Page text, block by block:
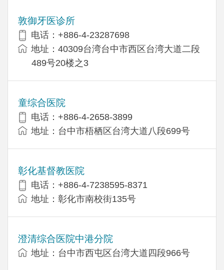
敦御牙医诊所
电话：+886-4-23287698
地址：40309台湾台中市西区台湾大道二段
489号20楼之3
童综合医院
电话：+886-4-2658-3899
地址：台中市梧栖区台湾大道八段699号
彰化基督教医院
电话：+886-4-7238595-8371
地址：彰化市南校街135号
澄清综合医院中港分院
地址：台中市西屯区台湾大道四段966号